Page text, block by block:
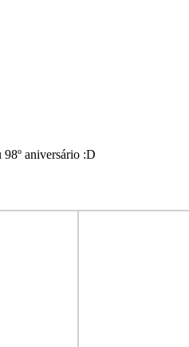
98º aniversário :D